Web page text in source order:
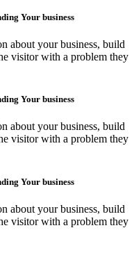
Your business
about your business, build
visitor with a problem they
Your business
about your business, build
visitor with a problem they
Your business
about your business, build
visitor with a problem they